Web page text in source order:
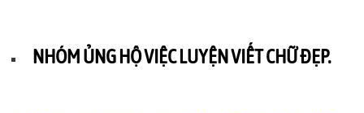
NHÓM ỦNG HỘ VIỆC LUYỆN VIẾT CHỮ ĐẸP.